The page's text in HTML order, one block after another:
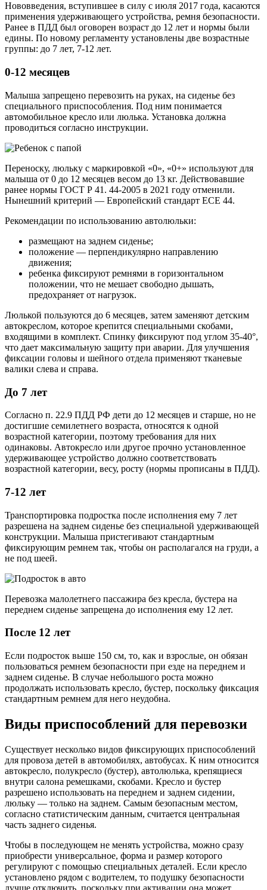
Нововведения, вступившее в силу с июля 2017 года, касаются
применения удерживающего устройства, ремня безопасности.
Ранее в ПДД был оговорен возраст до 12 лет и нормы были
едины. По новому регламенту установлены две возрастные
группы: до 7 лет, 7-12 лет.
0-12 месяцев
Малыша запрещено перевозить на руках, на сиденье без
специального приспособления. Под ним понимается
автомобильное кресло или люлька. Установка должна
проводиться согласно инструкции.
Переноску, люльку с маркировкой «0», «0+» используют для
малыша от 0 до 12 месяцев весом до 13 кг. Действовавшие
ранее нормы ГОСТ Р 41. 44-2005 в 2021 году отменили.
Нынешний критерий — Европейский стандарт ЕСЕ 44.
Рекомендации по использованию автолюльки:
размещают на заднем сиденье;
положение — перпендикулярно направлению
движения;
ребенка фиксируют ремнями в горизонтальном
положении, что не мешает свободно дышать,
предохраняет от нагрузок.
Люлькой пользуются до 6 месяцев, затем заменяют детским
автокреслом, которое крепится специальными скобами,
входящими в комплект. Спинку фиксируют под углом 35-40°,
что дает максимальную защиту при аварии. Для улучшения
фиксации головы и шейного отдела применяют тканевые
валики слева и справа.
До 7 лет
Согласно п. 22.9 ПДД РФ дети до 12 месяцев и старше, но не
достигшие семилетнего возраста, относятся к одной
возрастной категории, поэтому требования для них
одинаковы. Автокресло или другое прочно установленное
удерживающее устройство должно соответствовать
возрастной категории, весу, росту (нормы прописаны в ПДД).
7-12 лет
Транспортировка подростка после исполнения ему 7 лет
разрешена на заднем сиденье без специальной удерживающей
конструкции. Малыша пристегивают стандартным
фиксирующим ремнем так, чтобы он располагался на груди, а
не под шеей.
Перевозка малолетнего пассажира без кресла, бустера на
переднем сиденье запрещена до исполнения ему 12 лет.
После 12 лет
Если подросток выше 150 см, то, как и взрослые, он обязан
пользоваться ремнем безопасности при езде на переднем и
заднем сиденье. В случае небольшого роста можно
продолжать использовать кресло, бустер, поскольку фиксация
стандартным ремнем для него неудобна.
Виды приспособлений для перевозки
Существует несколько видов фиксирующих приспособлений
для провоза детей в автомобилях, автобусах. К ним относится
автокресло, полукресло (бустер), автолюлька, крепящиеся
внутри салона ремешками, скобами. Кресло и бустер
разрешено использовать на переднем и заднем сидении,
люльку — только на заднем. Самым безопасным местом,
согласно статистическим данным, считается центральная
часть заднего сиденья.
Чтобы в последующем не менять устройства, можно сразу
приобрести универсальное, форма и размер которого
регулируют с помощью специальных деталей. Если кресло
установлено рядом с водителем, то подушку безопасности
лучше отключить, поскольку при активации она может